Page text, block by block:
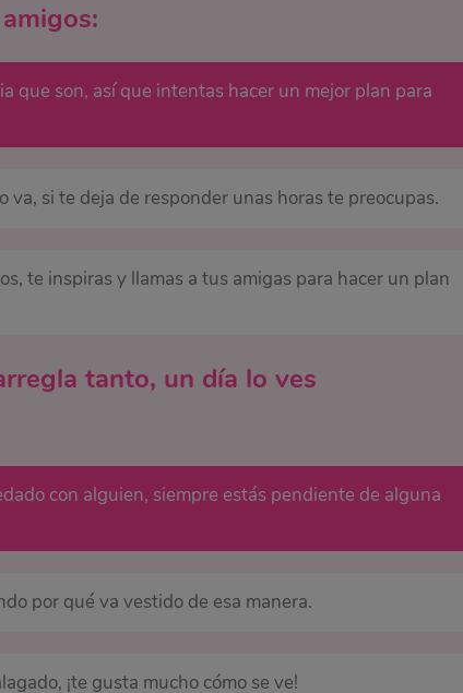
que son, así que intentas hacer un mejor plan para
va, si te deja de responder unas horas te preocupas.
te inspiras y llamas a tus amigas para hacer un plan
tanto, un día lo ves
con alguien, siempre estás pendiente de alguna
por qué va vestido de esa manera.
¡te gusta mucho cómo se ve!